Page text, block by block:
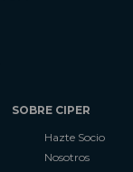
SOBRE CIPER
Hazte Socio
Nosotros